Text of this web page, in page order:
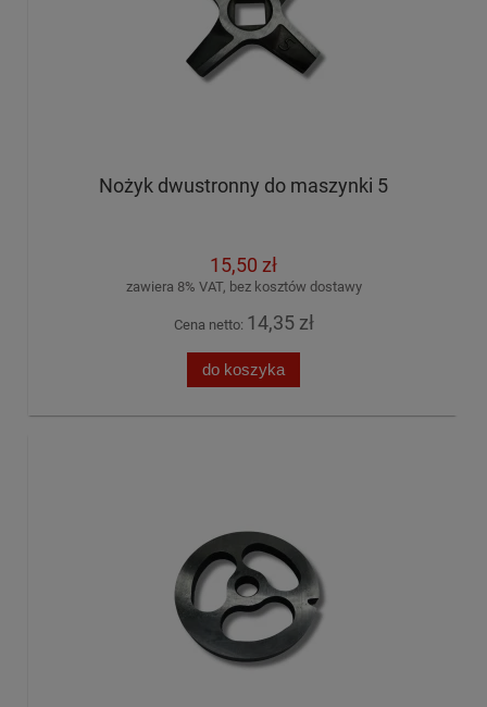
Nożyk dwustronny do maszynki 5
15,50 zł
zawiera 8% VAT, bez kosztów dostawy
Cena netto: 14,35 zł
do koszyka